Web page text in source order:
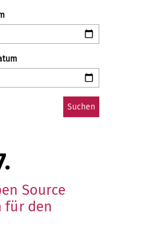
Source
für den